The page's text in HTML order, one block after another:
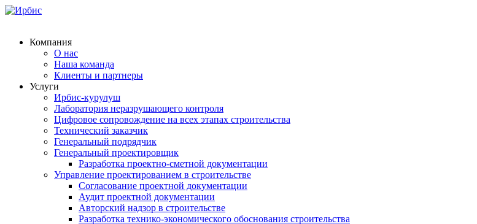
Компания
О нас
Наша команда
Клиенты и партнеры
Услуги
Ирбис-курулуш
Лаборатория неразрушающего контроля
Цифровое сопровождение на всех этапах строительства
Технический заказчик
Генеральный подрядчик
Генеральный проектировщик
Разработка проектно-сметной документации
Управление проектированием в строительстве
Согласование проектной документации
Аудит проектной документации
Авторский надзор в строительстве
Разработка технико-экономического обоснования строительства